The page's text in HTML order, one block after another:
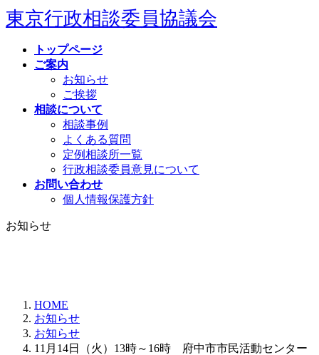
コ
ン
ナ
ビ
東京行政相談委員協議会
トップページ
ご案内
お知らせ
ご挨拶
相談について
相談事例
よくある質問
定例相談所一覧
行政相談委員意見について
お問い合わせ
個人情報保護方針
お知らせ
HOME
お知らせ
お知らせ
11月14日（火）13時～16時 府中市市民活動センター